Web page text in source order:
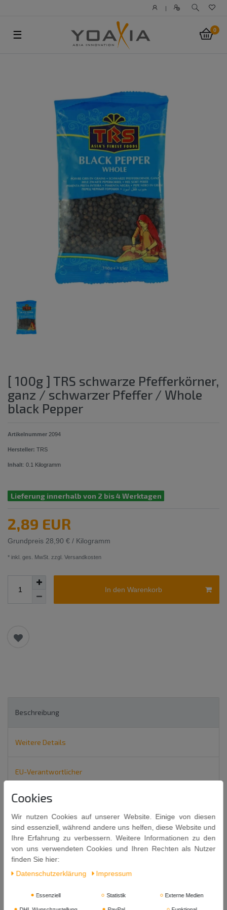
|
0
☰
[ 100g ] TRS schwarze Pfefferkörner,
ganz / schwarzer Pfeffer / Whole
black Pepper
Artikelnummer 2094
Hersteller: TRS
Inhalt: 0.1 Kilogramm
Lieferung innerhalb von 2 bis 4 Werktagen
2,89 EUR
Grundpreis 28,90 € / Kilogramm
* inkl. ges. MwSt. zzgl. Versandkosten
In den Warenkorb
Beschreibung
Weitere Details
EU-Verantwortlicher
TRS Schwarze Pfefferkörner, ganz 100g
BLACK PEPPER WHOLE
Inhalt: 100g
Cookies
Wir nutzen Cookies auf unserer Website. Einige von diesen
sind essenziell, während andere uns helfen, diese Website und
Ihre Erfahrung zu verbessern. Weitere Informationen zu den
von uns verwendeten Cookies und Ihren Rechten als Nutzer
finden Sie hier:
Daten­schutz­erklärung
Impressum
Essenziell Statistik Externe Medien